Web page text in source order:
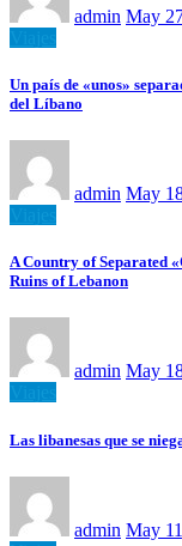
admin May
Un país de «unos»
del Líbano
admin May
A Country of Separated
Ruins of Lebanon
admin May
Las libanesas que se
admin May